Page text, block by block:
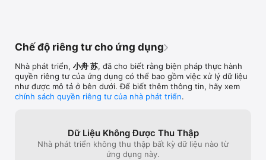
listening and speaking skills.
◆ Flexible Learning: Study anytime, anywhere, even without
an internet connection.
◆ Perfect for Beginners: Suitable for learners of all levels,
especially those new to Japanese.
* Terms of Use: https://soulreload.com/app/kana-quiz/terms-
Chế độ riêng tư cho ứng dụng
Nhà phát triển, 小舟 苏, đã cho biết rằng biện pháp thực hành
quyền riêng tư của ứng dụng có thể bao gồm việc xử lý dữ liệu
như được mô tả ở bên dưới. Để biết thêm thông tin, hãy xem
chính sách quyền riêng tư của nhà phát triển.
Dữ Liệu Không Được Thu Thập
Nhà phát triển không thu thập bất kỳ dữ liệu nào từ
ứng dụng này.